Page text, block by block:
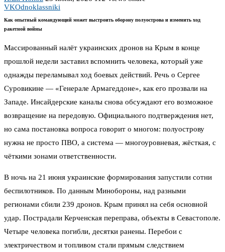
VKOdnoklassniki
Как опытный командующий может выстроить оборону полуострова и изменить ход
ракетной войны
Массированный налёт украинских дронов на Крым в конце
прошлой недели заставил вспомнить человека, который уже
однажды переламывал ход боевых действий. Речь о Сергее
Суровикине — «Генерале Армагеддоне», как его прозвали на
Западе. Инсайдерские каналы снова обсуждают его возможное
возвращение на передовую. Официального подтверждения нет,
но сама постановка вопроса говорит о многом: полуострову
нужна не просто ПВО, а система — многоуровневая, жёсткая, с
чёткими зонами ответственности.
В ночь на 21 июня украинские формирования запустили сотни
беспилотников. По данным Минобороны, над разными
регионами сбили 239 дронов. Крым принял на себя основной
удар. Пострадали Керченская переправа, объекты в Севастополе.
Четыре человека погибли, десятки ранены. Перебои с
электричеством и топливом стали прямым следствием